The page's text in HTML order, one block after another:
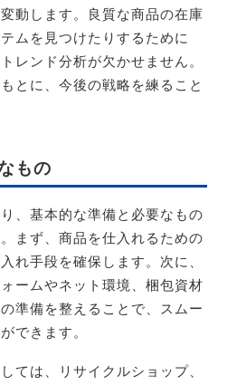
動します。良質な商品の在庫
ムを見つけたりするために
レンド分析が欠かせません。
とに、今後の戦略を練ること
もの
、基本的な準備と必要なもの
まず、商品を仕入れるための
れ手段を確保します。次に、
ームやネット環境、梱包資材
準備を整えることで、スムー
できます。
ては、リサイクルショップ、